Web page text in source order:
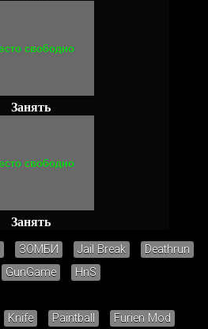
Занять
Занять
ЗОМБИ Jail Break
Deathrun
GunGame HnS
Knife Paintball
Furien Mod